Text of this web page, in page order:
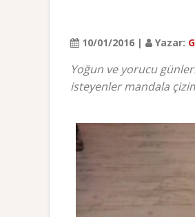
10/01/2016 | Yazar:
Yoğun ve yorucu
isteyenler mandala